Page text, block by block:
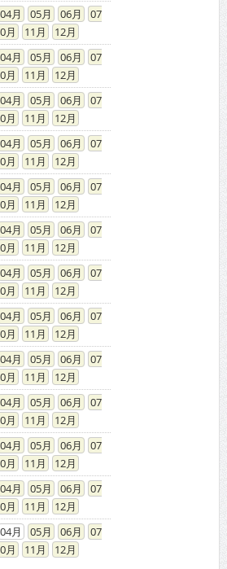
04 05 06
07
11
12
04 05 06
07
11
12
04 05 06
07
11
12
04 05 06
07
11
12
04 05 06
07
11
12
04 05 06
07
11
12
04 05 06
07
11
12
04 05 06
07
11
12
04 05 06
07
11
12
04 05 06
07
11
12
04 05 06
07
11
12
04 05 06
07
11
12
04 05 06
07
11 12